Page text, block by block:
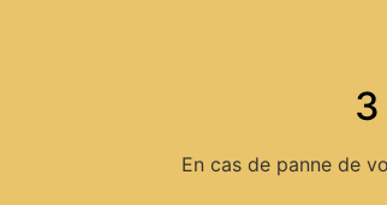
En cas de panne de